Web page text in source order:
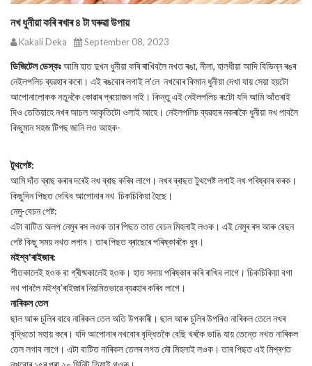
নখ ধুনীয়া কৰি ৰখাৰ ৪ টা ঘৰুৱা উপায়
Kakali Deka September 08, 2023
ডিজিটেল ডেস্কঃআমি হাত দুখন ধুনীয়া কৰি ৰাখিবলৈ নখত ৰঙা, নীলা, হালধীয়া আদি বিভিন্ন ৰঙৰ
নেইলপলিচ ব্যৱহাৰ কৰো। এই ৰঙবোৰ লগাই ল'লে নখবোৰ কিমান ধুনীয়া দেখা যায় সেয়া হয়টো
আপোনালোকক নতুনকৈ কোৱাৰ প্ৰয়োজন নাই। কিন্তু এই নেইলপলিচ ৰংটো যদি আমি আঁতৰাই
দিও তেতিয়াহে নখৰ আচল আকৃতিটো ওলাই আহে। নেইলপলিচ ব্যৱহাৰ নকৰাকৈ ধুনীয়া নখ পাবলৈ
কিছুমান সহজ টিপছ জানি লও আহক-
টুথপেষ্ট:
আমি দাঁত ব্ৰাছ কৰাৰ দৰেই নখ ব্ৰাছ কৰিব লাগে। নখৰ ব্ৰাছত টুথপেষ্ট লগাই নখ পৰিষ্কাৰ কৰক।
কিছুদিন পিছত দেখিব আপোনাৰ নখ চিকচিকিয়া হৈছে।
নেমু-বেচন পেষ্ট:
এটা বাটিত অলপ নেমুৰ ৰস লওক তাৰ পিছত তাত বেচন মিহলাই লওক। এই নেমুৰ ৰস আৰু বেছন
পেষ্ট কিছু সময় নখত লগাব। তাৰ পিছত ব্ৰাছেৰে পৰিষ্কাৰকৈ ধুব।
মইশ্ব'ৰাইজাৰ:
শীতকালেই হওক বা গ্ৰীষ্মকালেই হওক। হাত সদায় পৰিষ্কাৰ কৰি ৰাখিব লাগে। চিকচিকিয়া বগা
নখ পাবলৈ মইশ্ব’ৰাইজাৰ নিয়মিতভাৱে ব্যৱহাৰ কৰিব লাগে।
নাৰিকল তেল
ছাল আৰু চুলিৰ বাবে নাৰিকল তেল অতি উপকাৰী। ছাল আৰু চুলিৰ উপৰিও নাৰিকল তেলে নখৰ
বৃদ্ধিতো সহায় কৰে। যদি আপোনাৰ নখবোৰ বৃদ্ধিতকৈ বেছি খৰকৈ ভাঙি যায় তেন্তে নখত নাৰিকল
তেল লগাব লাগে। এটা বাটিত নাৰিকল তেলৰ লগত মৌ মিহলাই লওক। তাৰ পিছত এই মিশ্ৰণত